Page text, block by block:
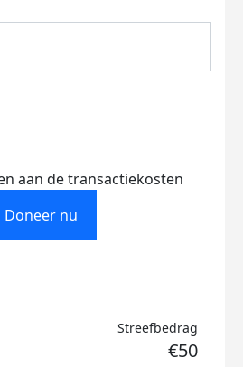
aan de transactiekosten
Doneer nu
Streefbedrag
€50